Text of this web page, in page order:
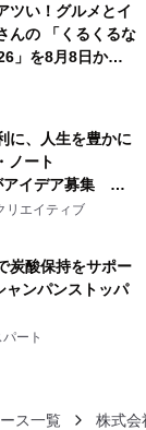
ツい！グルメとイ
んの 「くるくるな
」を8月8日から9
ニューや大抽選
の振る舞いも～
に、人生を豊かに
ノート
アイデア募集 優
償試用
リエイティブ
炭酸保持をサポー
ャンパンストッパ
ート
ス一覧 株式会